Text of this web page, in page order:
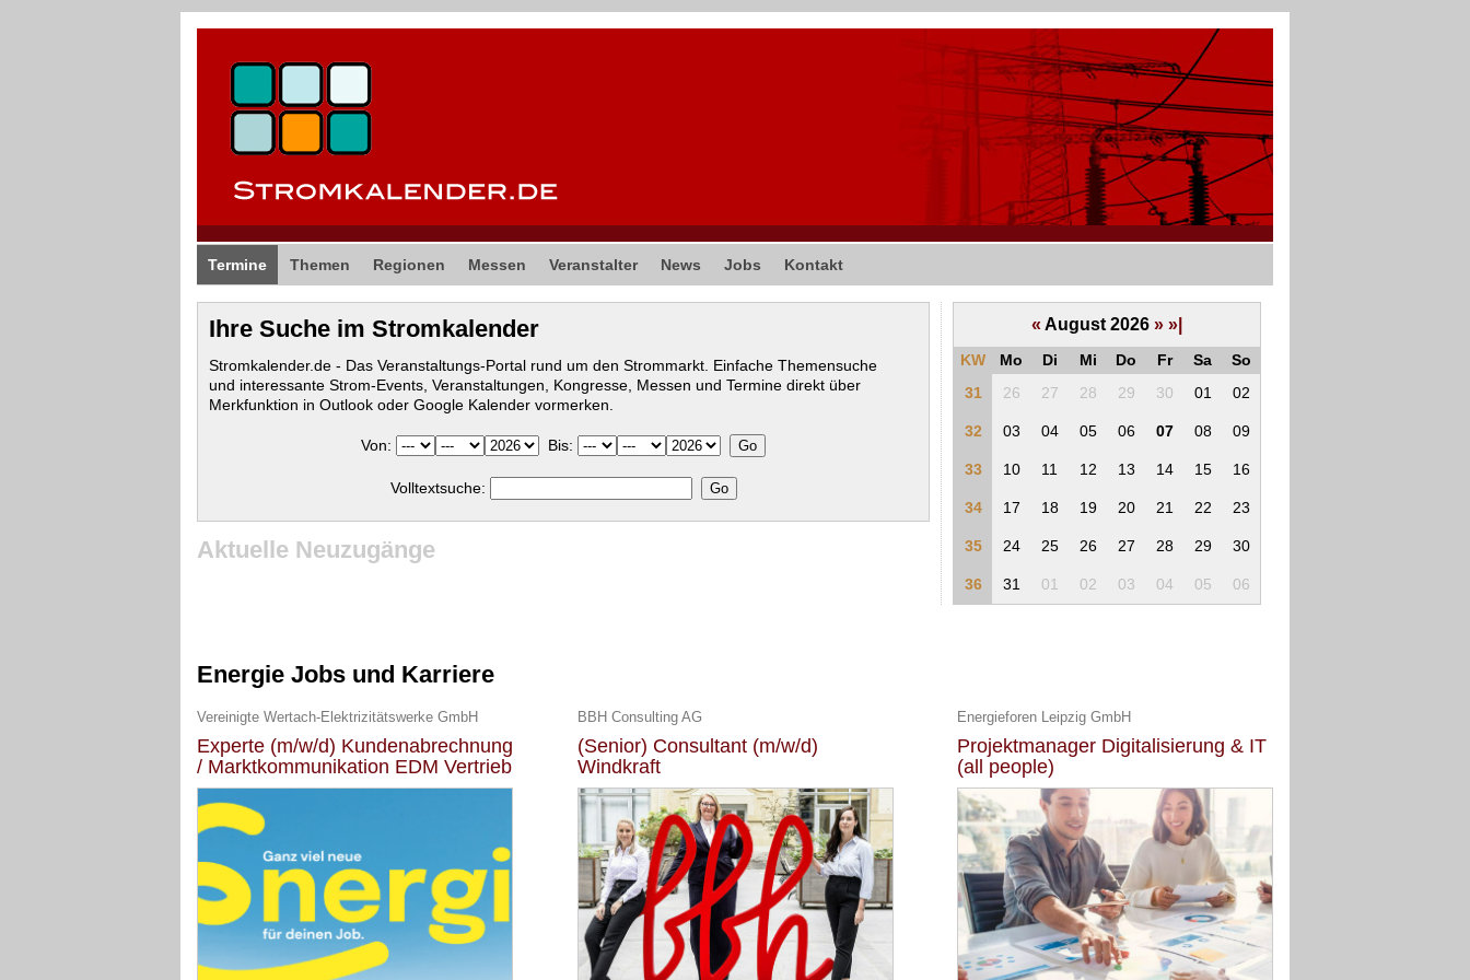
Termine Themen Regionen Messen Veranstalter News Jobs Kontakt
Ihre Suche im Stromkalender
Stromkalender.de - Das Veranstaltungs-Portal rund um den Strommarkt. Einfache Themensuche
und interessante Strom-Events, Veranstaltungen, Kongresse, Messen und Termine direkt über
Merkfunktion in Outlook oder Google Kalender vormerken.
Von: Bis:
Volltextsuche:
Aktuelle Neuzugänge
« August 2026 » »|
KW Mo Di Mi Do Fr Sa
So
31
26 27 28 29 30 01 02
32 03 04 05 06 07 08 09
33 10 11 12 13 14 15 16
34 17 18 19 20 21 22 23
35 24 25 26 27 28 29 30
36 31 01 02 03 04 05 06
Energie Jobs und Karriere
Vereinigte Wertach-Elektrizitätswerke GmbH
Experte (m/w/d) Kundenabrechnung
/ Marktkommunikation EDM Vertrieb
BBH Consulting AG
(Senior) Consultant (m/w/d)
Windkraft
Energieforen Leipzig GmbH
Projektmanager Digitalisierung & IT
(all people)